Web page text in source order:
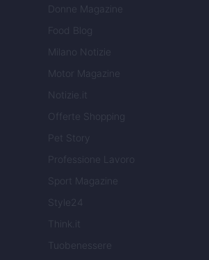
Donne Magazine
Food Blog
Milano Notizie
Motor Magazine
Notizie.it
Offerte Shopping
Pet Story
Professione Lavoro
Sport Magazine
Style24
Think.it
Tuobenessere